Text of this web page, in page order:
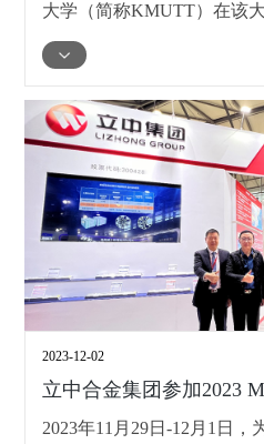
大学（简称KMUTT）在该
究”校企合作项目签约仪式
委员会主席臧立根，
威叻·塔沙致辞对双方强强
合作能为泰国培养优秀人才
贡献。
2023-12-02
立中合金集团参加2023
2023年11月29日-12月1日